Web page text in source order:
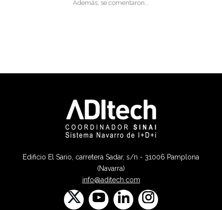
Además, se comentaron...
Edificio El Sario, carretera Sadar, s/n - 31006 Pamplona
(Navarra)
info@aditech.com